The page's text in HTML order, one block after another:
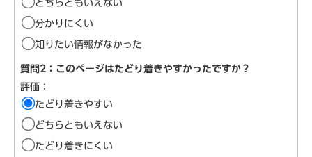
どちらともいえない
分かりにくい
知りたい情報がなかった
質問2：このページはたどり着きやすかったですか？
評価：
たどり着きやすい
どちらともいえない
たどり着きにくい